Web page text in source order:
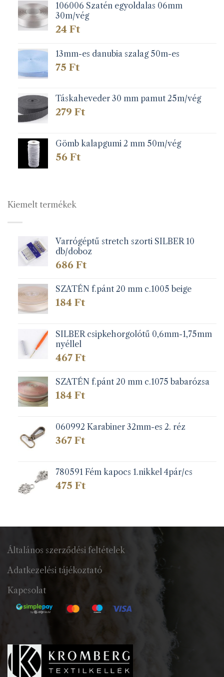
106006 Szatén egyoldalas 06mm
30m/vég
24 Ft
13mm-es danubia szalag 50m-es
75 Ft
Táskaheveder 30 mm pamut 25m/vég
279 Ft
Gömb kalapgumi 2 mm 50m/vég
56 Ft
Kiemelt termékek
Varrógéptű stretch szorti SILBER 10
db/doboz
686 Ft
SZATÉN f.pánt 20 mm c.1005 beige
184 Ft
SILBER csipkehorgolótű 0,6mm-1,75mm
nyéllel
467 Ft
SZATÉN f.pánt 20 mm c.1075 babarózsa
184 Ft
060992 Karabiner 32mm-es 2. réz
367 Ft
780591 Fém kapocs 1.nikkel 4pár/cs
475 Ft
Általános szerződési feltételek
Adatkezelési tájékoztató
Kapcsolat